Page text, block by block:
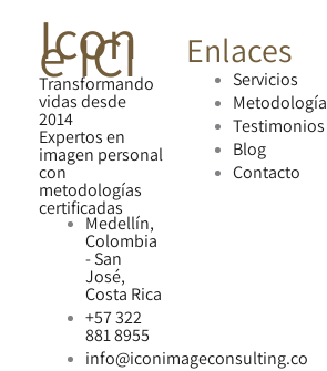
Icon
e ICI
Transformando
vidas desde
2014
Expertos en
imagen personal
con
metodologías
certificadas
Medellín,
Colombia
- San
José,
Costa Rica
+57 322
881 8955
info@iconimageconsulting.co
Enlaces
Servicios
Metodología
Testimonios
Blog
Contacto